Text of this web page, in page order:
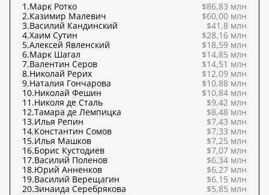
1.Марк Ротко
$86,83 млн
2.Казимир Малевич
$60,00 млн
3.Василий Кандинский
$41,8 млн
4.Хаим Сутин
$28,16 млн
5.Алексей Явленский
$18,59 млн
6.Марк Шагал
$14,85 млн
7.Валентин Серов
$14,51 млн
8.Николай Рерих
$12,09 млн
9.Наталия Гончарова
$10,88 млн
10.Николай Фешин
$10,84 млн
11.Николя де Сталь
$9,42 млн
12.Тамара де Лемпицка
$8,48 млн
13.Илья Репин
$7,43 млн
14.Константин Сомов
$7,33 млн
15.Илья Машков
$7,25 млн
16.Борис Кустодиев
$7,07 млн
17.Василий Поленов
$6,34 млн
18.Юрий Анненков
$6,27 млн
19.Василий Верещагин
$6,15 млн
20.Зинаида Серебрякова
$5,85 млн